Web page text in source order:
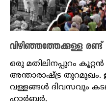
വിഴിഞ്ഞത്തേക്കുള്ള
ഒരു മതിലിനപ്പുറം
അന്താരാഷ്ട്ര
വള്ളങ്ങൾ ദിവസവും
ഹാർബർ.